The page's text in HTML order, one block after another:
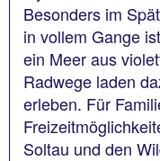
Besonders im
in vollem Gange
ein Meer aus
Radwege laden
erleben. Für
Soltau und den